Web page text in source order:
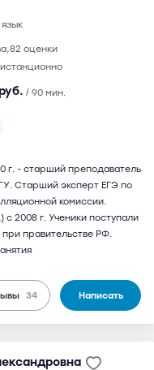
язык
82 оценки
/ 90 мин.
г. - старший преподаватель
Старший эксперт ЕГЭ по
комиссии.
с 2008 г. Ученики поступали
правительстве РФ.
34 Написать